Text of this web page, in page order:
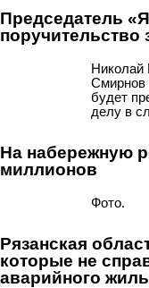
Председатель
поручительство
Николай
Смирнов
будет
делу в
На набережную
миллионов
Фото.
Рязанская
которые не
аварийного